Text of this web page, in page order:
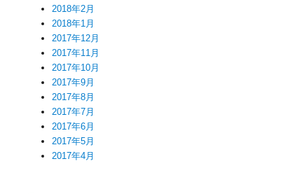
2018年2月
2018年1月
2017年12月
2017年11月
2017年10月
2017年9月
2017年8月
2017年7月
2017年6月
2017年5月
2017年4月